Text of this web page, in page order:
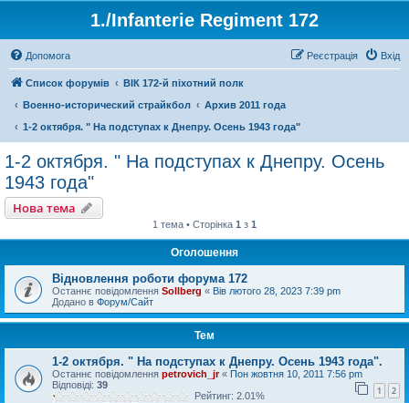
1./Infanterie Regiment 172
Допомога Вхід
Реєстрація
Список форумів
ВІК 172-й піхотний полк
Военно-исторический страйкбол
Архив 2011 года
1-2 октября. " На подступах к Днепру. Осень 1943 года"
1-2 октября. " На подступах к Днепру. Осень
1943 года"
Нова тема
1 тема • Сторінка 1 з 1
Оголошення
Відновлення роботи форума 172
Останнє повідомлення Sollberg « Вів лютого 28, 2023 7:39 pm
Додано в Форум/Сайт
Тем
1-2 октября. " На подступах к Днепру. Осень 1943 года".
Останнє повідомлення petrovich_jr« Пон жовтня 10, 2011 7:56 pm
Відповіді: 39 1 2
Рейтинг: 2.01%